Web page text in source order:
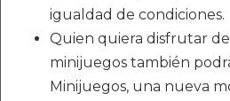
igualdad de condiciones.
Quien quiera disfrutar
minijuegos también
Minijuegos, una nueva